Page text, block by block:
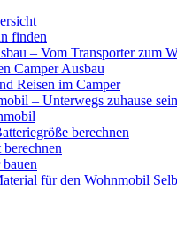
finden
– Vom Transporter zum
Camper Ausbau
Reisen im Camper
– Unterwegs zuhause sein
berechnen
bauen
für den Wohnmobil